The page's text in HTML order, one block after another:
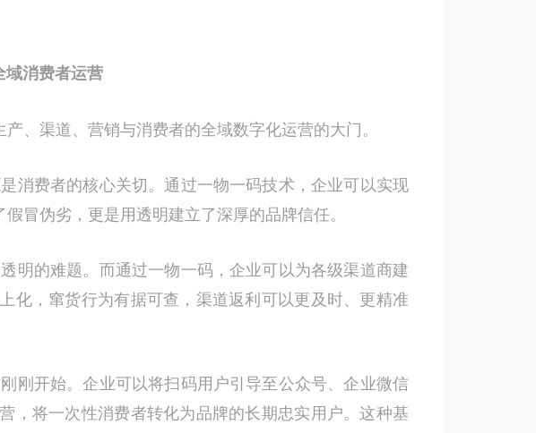
域消费者运营
、渠道、营销与消费者的全域数字化运营的大门。
消费者的核心关切。通过一物一码技术，企业可以实现
冒伪劣，更是用透明建立了深厚的品牌信任。
明的难题。而通过一物一码，企业可以为各级渠道商建
化，窜货行为有据可查，渠道返利可以更及时、更精准
刚开始。企业可以将扫码用户引导至公众号、企业微信
，将一次性消费者转化为品牌的长期忠实用户。这种基